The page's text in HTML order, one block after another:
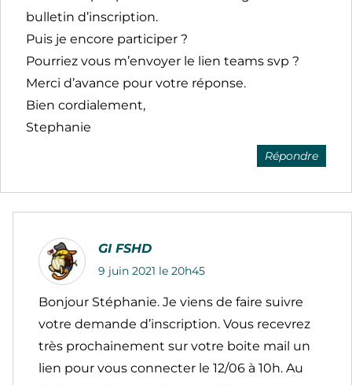
bulletin d’inscription.
Puis je encore participer ?
Pourriez vous m’envoyer le lien teams svp ?
Merci d’avance pour votre réponse.
Bien cordialement,
Stephanie
Répondre
GI FSHD
9 juin 2021 le 20h45
Bonjour Stéphanie. Je viens de faire suivre
votre demande d’inscription. Vous recevrez
très prochainement sur votre boite mail un
lien pour vous connecter le 12/06 à 10h. Au